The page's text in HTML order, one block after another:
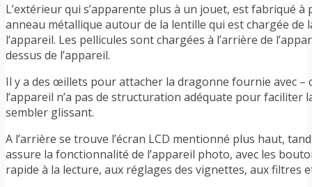
L’extérieur qui s’apparente plus à un jouet, est fabriqué
anneau métallique autour de la lentille qui est chargée de
l’appareil. Les pellicules sont chargées à l’arrière de
dessus de l’appareil.
Il y a des œillets pour attacher la dragonne fournie avec –
l’appareil n’a pas de structuration adéquate pour
sembler glissant.
A l’arrière se trouve l’écran LCD mentionné plus haut,
assure la fonctionnalité de l’appareil photo, avec les
rapide à la lecture, aux réglages des vignettes, aux filtres